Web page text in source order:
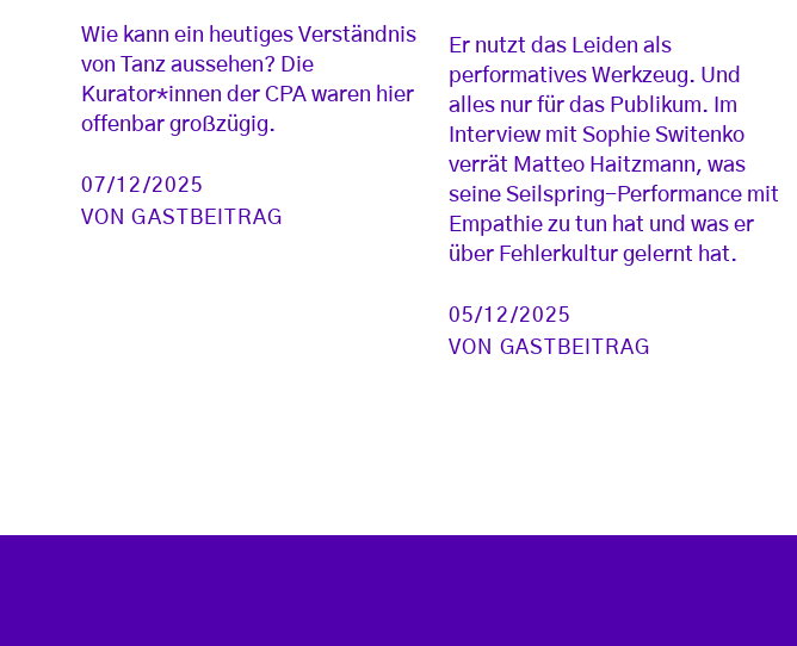
Wie kann ein heutiges Verständnis
von Tanz aussehen? Die
Kurator*innen der CPA waren hier
offenbar großzügig.
07/12/2025
VONGASTBEITRAG
Er nutzt das Leiden als
performatives Werkzeug. Und
alles nur für das Publikum. Im
Interview mit Sophie Switenko
verrät Matteo Haitzmann, was
seine Seilspring-Performance mit
Empathie zu tun hat und was er
über Fehlerkultur gelernt hat.
05/12/2025
VON GASTBEITRAG